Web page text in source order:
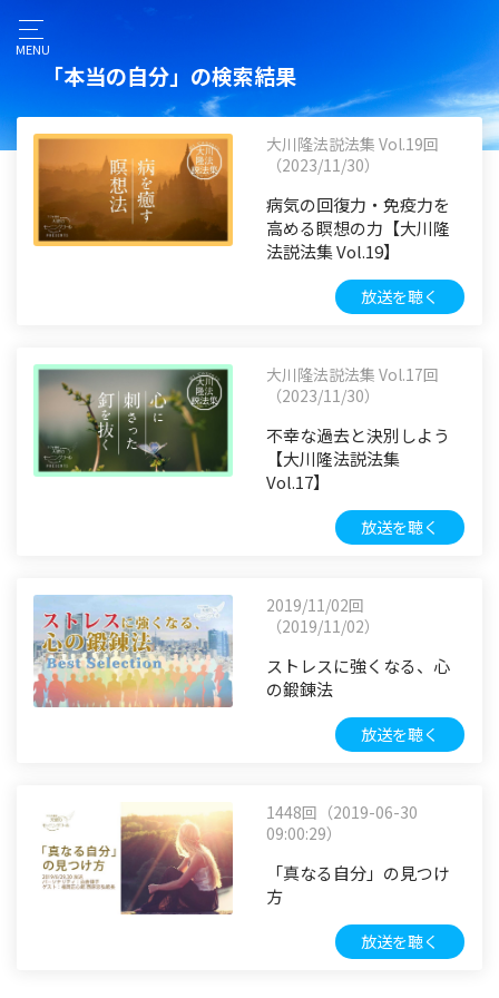
MENU
「本当の自分」の検索結果
大川隆法説法集 Vol.19回
（2023/11/30）
病気の回復力・免疫力を
高める瞑想の力【大川隆
法説法集 Vol.19】
放送を聴く
大川隆法説法集 Vol.17回
（2023/11/30）
不幸な過去と決別しよう
【大川隆法説法集
Vol.17】
放送を聴く
2019/11/02回
（2019/11/02）
ストレスに強くなる、心
の鍛錬法
放送を聴く
1448回（2019-06-30
09:00:29）
「真なる自分」の見つけ
方
放送を聴く